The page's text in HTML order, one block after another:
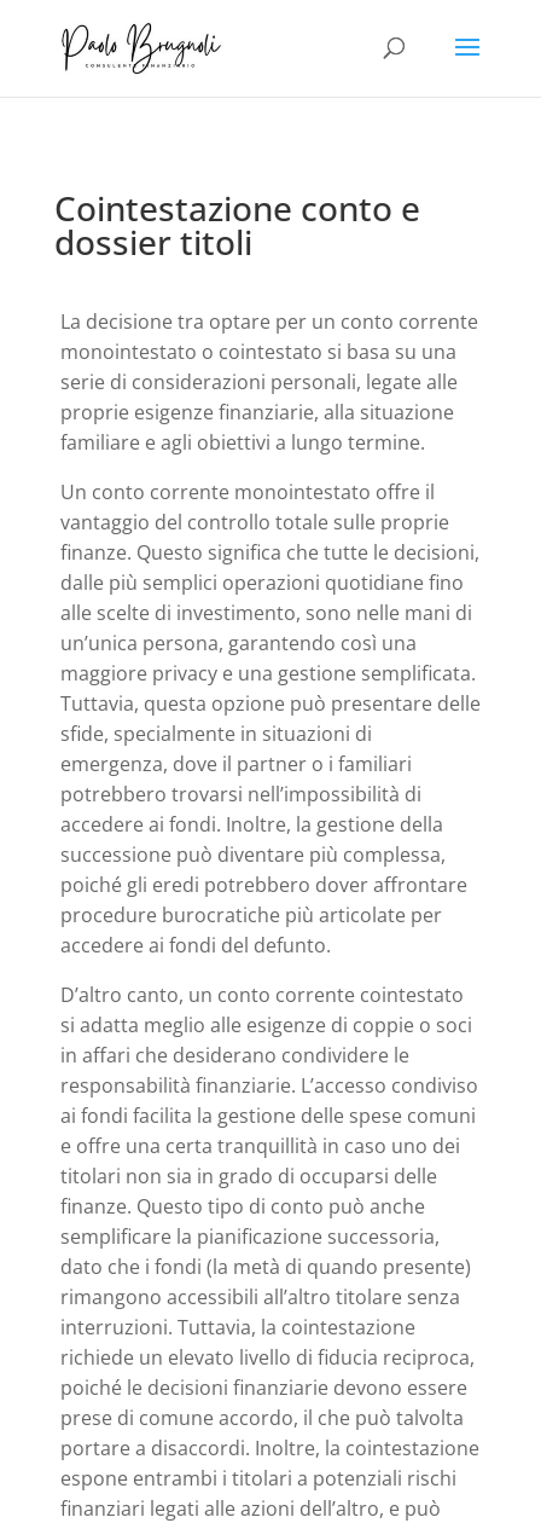
Cointestazione conto e
dossier titoli
La decisione tra optare per un conto corrente
monointestato o cointestato si basa su una
serie di considerazioni personali, legate alle
proprie esigenze finanziarie, alla situazione
familiare e agli obiettivi a lungo termine.
Un conto corrente monointestato offre il
vantaggio del controllo totale sulle proprie
finanze. Questo significa che tutte le decisioni,
dalle più semplici operazioni quotidiane fino
alle scelte di investimento, sono nelle mani di
un’unica persona, garantendo così una
maggiore privacy e una gestione semplificata.
Tuttavia, questa opzione può presentare delle
sfide, specialmente in situazioni di
emergenza, dove il partner o i familiari
potrebbero trovarsi nell’impossibilità di
accedere ai fondi. Inoltre, la gestione della
successione può diventare più complessa,
poiché gli eredi potrebbero dover affrontare
procedure burocratiche più articolate per
accedere ai fondi del defunto.
D’altro canto, un conto corrente cointestato
si adatta meglio alle esigenze di coppie o soci
in affari che desiderano condividere le
responsabilità finanziarie. L’accesso condiviso
ai fondi facilita la gestione delle spese comuni
e offre una certa tranquillità in caso uno dei
titolari non sia in grado di occuparsi delle
finanze. Questo tipo di conto può anche
semplificare la pianificazione successoria,
dato che i fondi (la metà di quando presente)
rimangono accessibili all’altro titolare senza
interruzioni. Tuttavia, la cointestazione
richiede un elevato livello di fiducia reciproca,
poiché le decisioni finanziarie devono essere
prese di comune accordo, il che può talvolta
portare a disaccordi. Inoltre, la cointestazione
espone entrambi i titolari a potenziali rischi
finanziari legati alle azioni dell’altro, e può